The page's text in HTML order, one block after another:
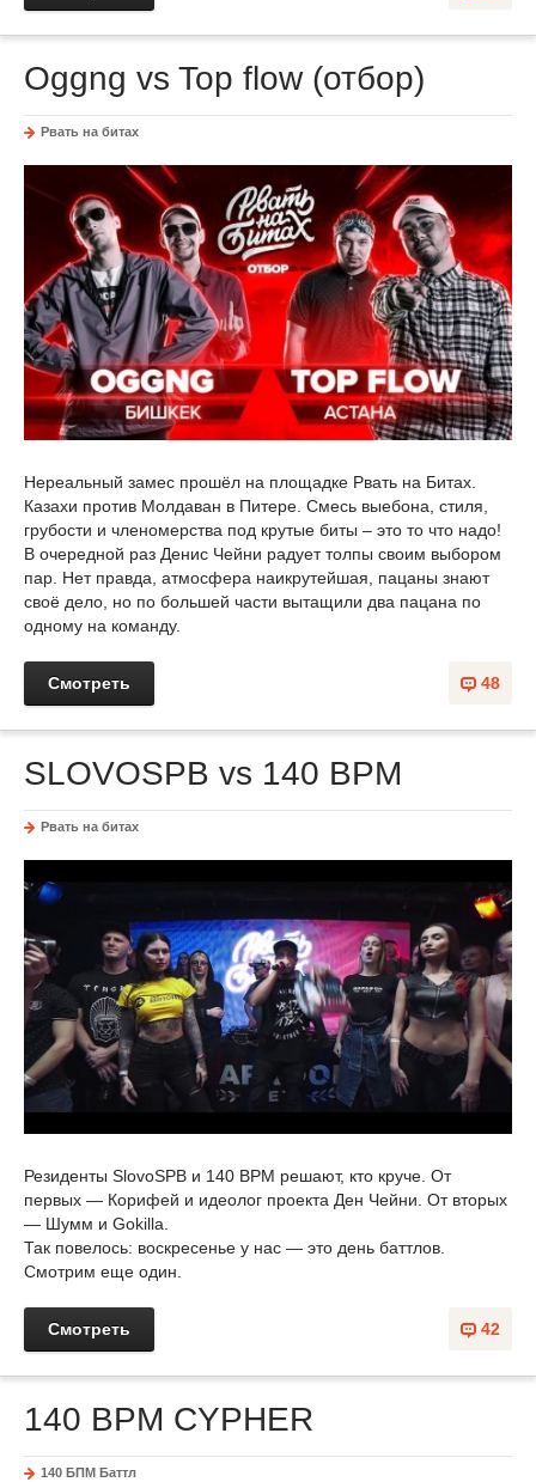
Oggng vs Top flow (отбор)
Рвать на битах
Нереальный замес прошёл на площадке Рвать на Битах.
Казахи против Молдаван в Питере. Смесь выебона, стиля,
грубости и членомерства под крутые биты – это то что надо!
В очередной раз Денис Чейни радует толпы своим выбором
пар. Нет правда, атмосфера наикрутейшая, пацаны знают
своё дело, но по большей части вытащили два пацана по
одному на команду.
48
Смотреть
SLOVOSPB vs 140 BPM
Рвать на битах
Резиденты SlovoSPB и 140 BPM решают, кто круче. От
первых — Корифей и идеолог проекта Ден Чейни. От вторых
— Шумм и Gokilla.
Так повелось: воскресенье у нас — это день баттлов.
Смотрим еще один.
42
Смотреть
140 BPM CYPHER
140 БПМ Баттл